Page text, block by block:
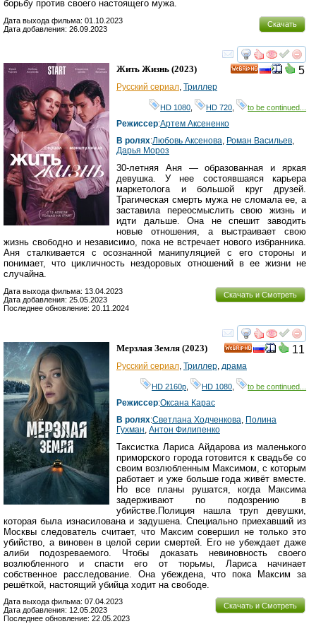
борьбу против своего настоящего мужа.
Скачать
Дата выхода фильма: 01.10.2023
Дата добавления: 26.09.2023
смотреть
5
Жить Жизнь (2023)
Русский сериал, Триллер
HD 1080 HD 720 to be continued...
Режиссер:Артем Аксененко
В ролях:Любовь Аксенова, Роман Васильев,
Дарья Мороз
30-летняя Аня — образованная и яркая
девушка. У нее состоявшаяся карьера
маркетолога и большой круг друзей.
Трагическая смерть мужа не сломала ее, а
заставила переосмыслить свою жизнь и
идти дальше. Она не спешит заводить
новые отношения, а выстраивает свою
жизнь свободно и независимо, пока не встречает нового избранника.
Аня сталкивается с осознанной манипуляцией с его стороны и
понимает, что цикличность нездоровых отношений в ее жизни не
случайна.
Скачать и Смотреть
Дата выхода фильма: 13.04.2023
Дата добавления: 25.05.2023
Последнее обновление: 20.11.2024
смотреть
11
Мерзлая Земля (2023)
Русский сериал Триллер драма
HD 2160р HD 1080 to be continued...
Режиссер:Оксана Карас
В ролях:Светлана Ходченкова Полина
Гухман Антон Филипенко
Таксистка Лариса Айдарова из маленького
приморского города готовится к свадьбе со
своим возлюбленным Максимом, с которым
работает и уже больше года живёт вместе.
Но все планы рушатся, когда Максима
задерживают по подозрению в
убийстве.Полиция нашла труп девушки,
которая была изнасилована и задушена. Специально приехавший из
Москвы следователь считает, что Максим совершил не только это
убийство, а виновен в целой серии смертей. Его не убеждает даже
алиби подозреваемого. Чтобы доказать невиновность своего
возлюбленного и спасти его от тюрьмы, Лариса начинает
собственное расследование. Она убеждена, что пока Максим за
решёткой, настоящий убийца ходит на свободе.
Скачать и Смотреть
Дата выхода фильма: 07.04.2023
Дата добавления: 12.05.2023
Последнее обновление: 22.05.2023